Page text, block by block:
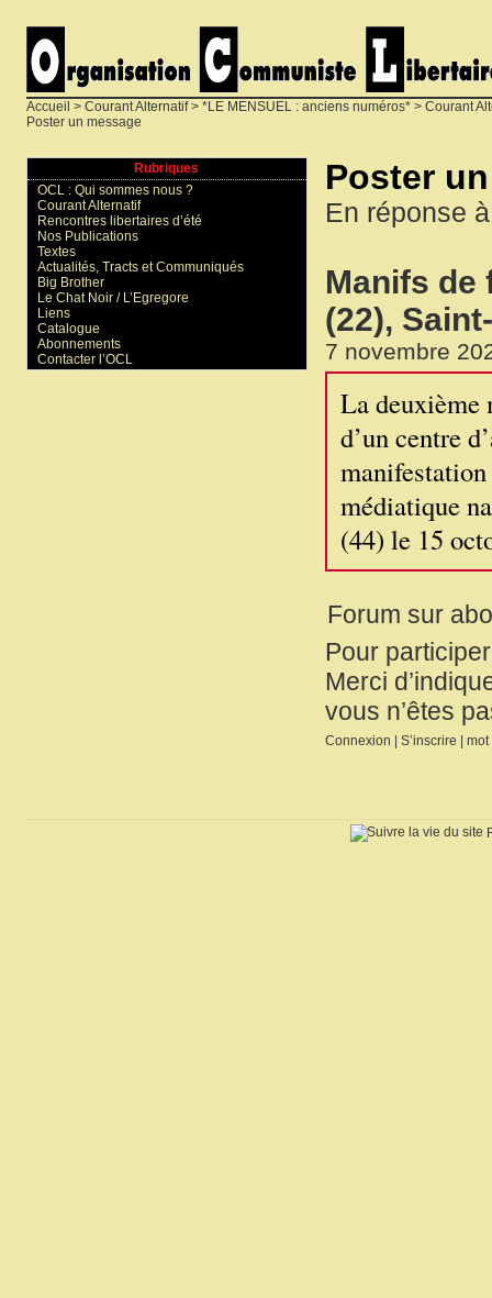
Accueil > Courant Alternatif> *LE MENSUEL : anciens numéros* > Courant
Poster un message
Poster
En réponse
Manifs de
(22),
7 novembre
La deuxième
d’un centre
manifestation
médiatique
(44) le 15
Forum sur
Pour
Merci
vous n’êtes
Connexion | S’inscrire | mot
Rubriques
OCL : Qui sommes nous ?
Courant Alternatif
Rencontres libertaires d’été
Nos Publications
Textes
Actualités, Tracts et Communiqués
Big Brother
Le Chat Noir / L’Egregore
Liens
Catalogue
Abonnements
Contacter l’OCL